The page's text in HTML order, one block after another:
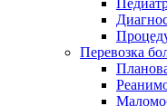
Перевозка